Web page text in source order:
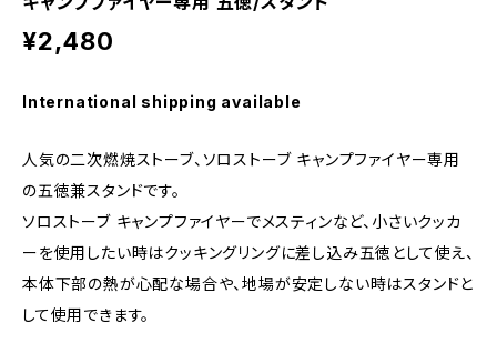
¥2,480
International shipping available
人気の二次燃焼ストーブ、ソロストーブ キャンプファイヤー専用
の五徳兼スタンドです。
ソロストーブ キャンプファイヤーでメスティンなど、小さいクッカ
ーを使用したい時はクッキングリングに差し込み五徳として使え、
本体下部の熱が心配な場合や、地場が安定しない時はスタンドと
して使用できます。